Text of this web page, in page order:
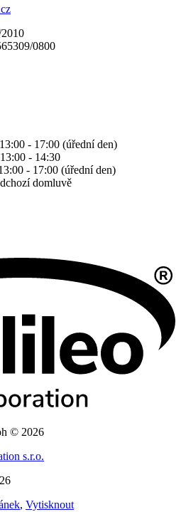
0800
- 17:00 (úřední den)
- 14:30
- 17:00 (úřední den)
domluvě
© 2026
s.r.o.
, Vytisknout